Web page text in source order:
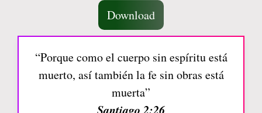
Download
“Porque como el cuerpo sin espíritu está
muerto, así también la fe sin obras está
muerta”
Santiago 2:26